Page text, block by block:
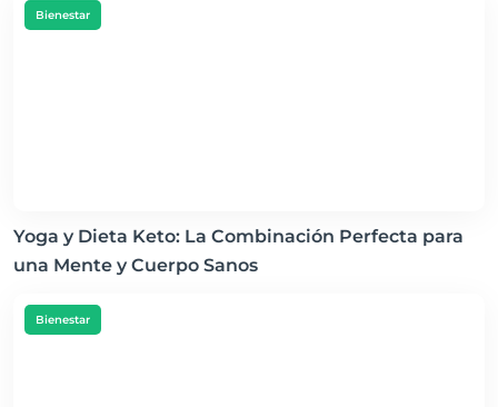
Bienestar
Yoga y Dieta Keto: La Combinación Perfecta para
una Mente y Cuerpo Sanos
Bienestar